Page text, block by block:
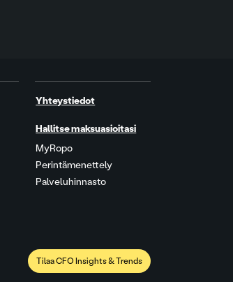
Yhteystiedot
Hallitse maksuasioitasi
MyRopo
Perintämenettely
Palveluhinnasto
Tilaa CFO Insights & Trends